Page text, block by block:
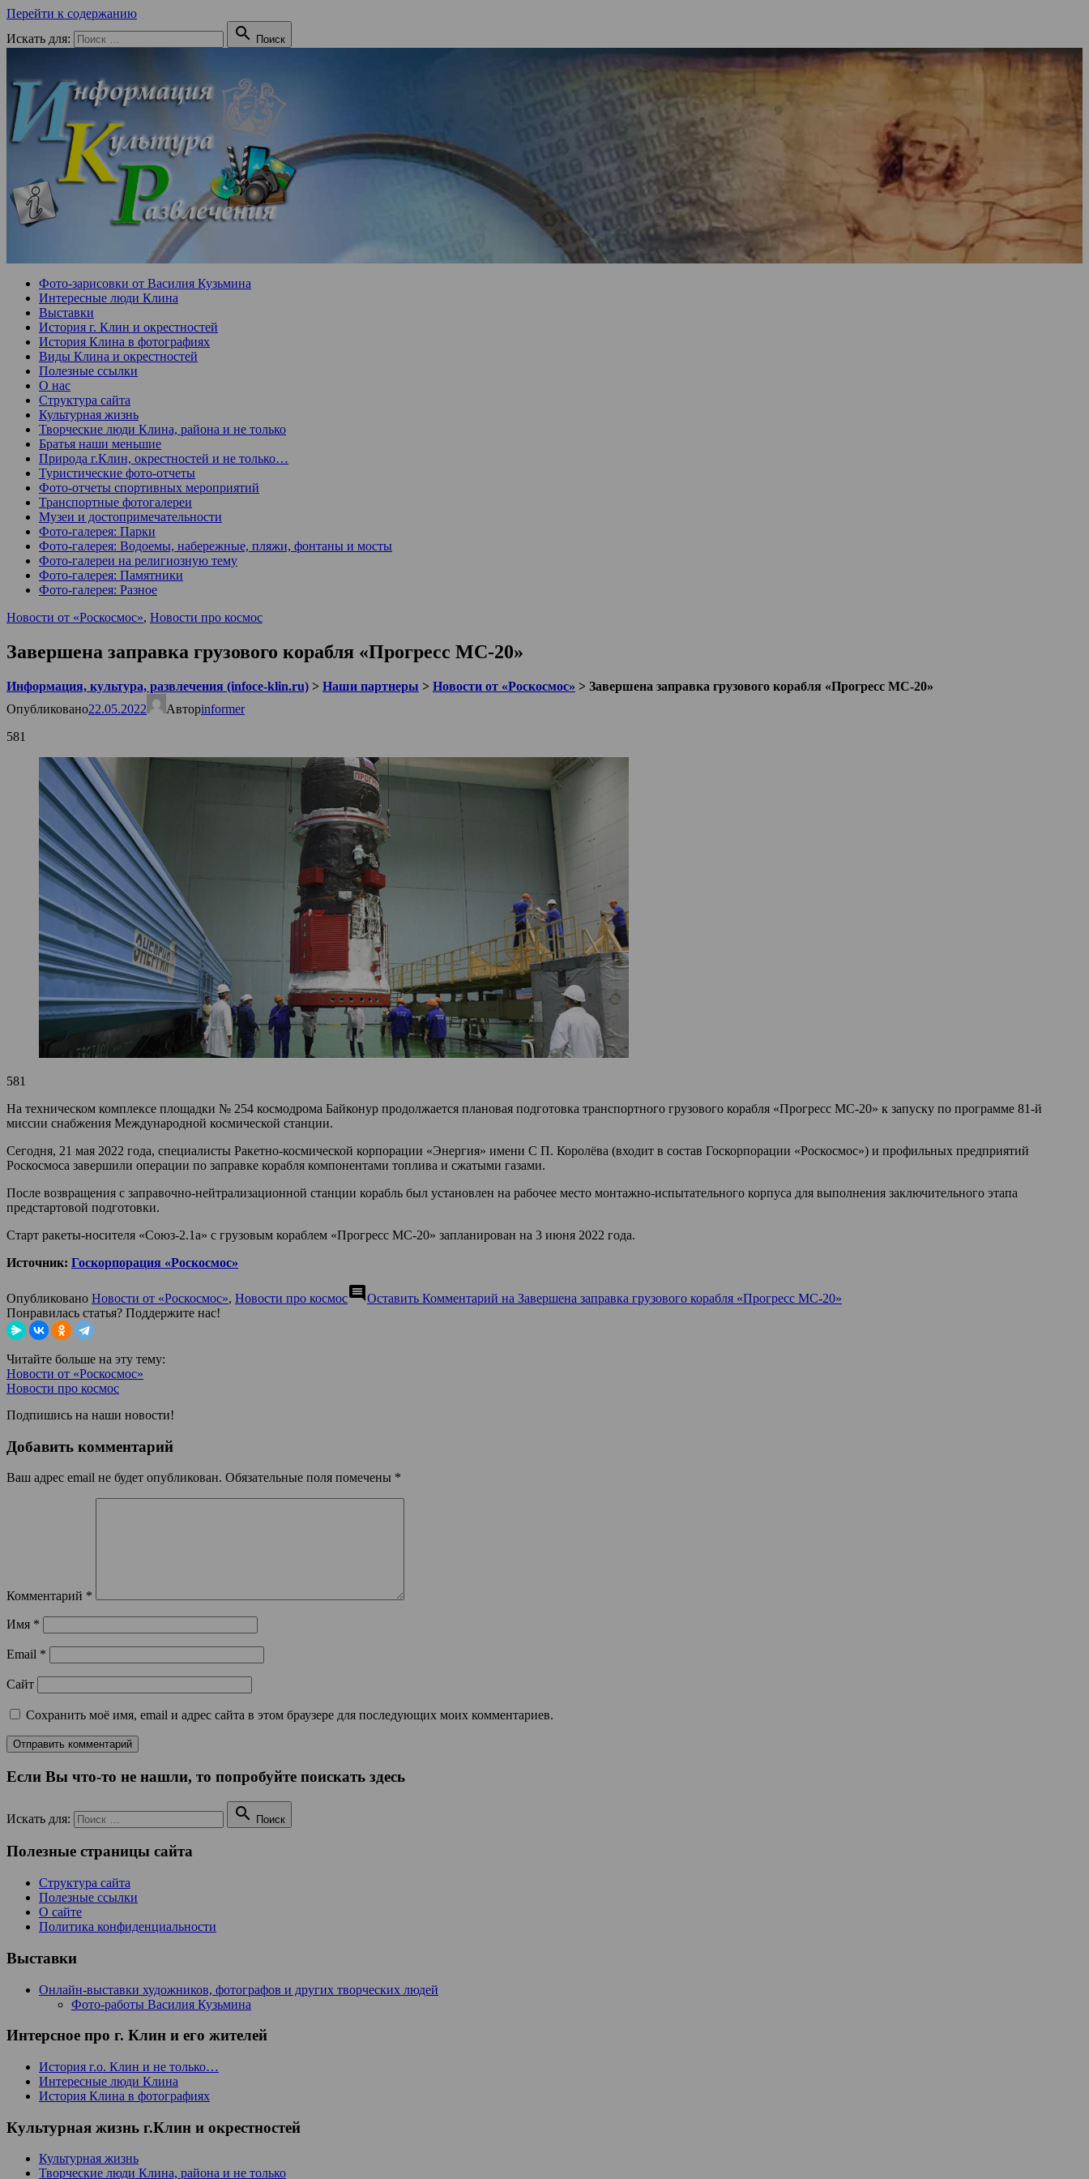
Перейти к содержанию
Искать для:
 Поиск
Фото-зарисовки от Василия Кузьмина
Интересные люди Клина
Выставки
История г. Клин и окрестностей
История Клина в фотографиях
Виды Клина и окрестностей
Полезные ссылки
О нас
Структура сайта
Культурная жизнь
Творческие люди Клина, района и не только
Братья наши меньшие
Природа г.Клин, окрестностей и не только…
Туристические фото-отчеты
Фото-отчеты спортивных мероприятий
Транспортные фотогалереи
Музеи и достопримечательности
Фото-галерея: Парки
Фото-галерея: Водоемы, набережные, пляжи, фонтаны и мосты
Фото-галереи на религиозную тему
Фото-галерея: Памятники
Фото-галерея: Разное
Новости от «Роскосмос», Новости про космос
Завершена заправка грузового корабля «Прогресс МС-20»
Информация, культура, развлечения (infoce-klin.ru) > Наши партнеры > Новости от «Роскосмос» > Завершена заправка грузового корабля «Прогресс МС-20»
Опубликовано22.05.2022 Авторinformer
581
581
На техническом комплексе площадки № 254 космодрома Байконур продолжается плановая подготовка транспортного грузового корабля «Прогресс МС-20» к запуску по программе 81-й
миссии снабжения Международной космической станции.
Сегодня, 21 мая 2022 года, специалисты Ракетно-космической корпорации «Энергия» имени С П. Королёва (входит в состав Госкорпорации «Роскосмос») и профильных предприятий
Роскосмоса завершили операции по заправке корабля компонентами топлива и сжатыми газами.
После возвращения с заправочно-нейтрализационной станции корабль был установлен на рабочее место монтажно-испытательного корпуса для выполнения заключительного этапа
предстартовой подготовки.
Старт ракеты-носителя «Союз-2.1а» с грузовым кораблем «Прогресс МС-20» запланирован на 3 июня 2022 года.
Источник: Госкорпорация «Роскосмос»
Опубликовано Новости от «Роскосмос», Новости про космосcomment Оставить Комментарий на Завершена заправка грузового корабля «Прогресс МС-20»
Понравилась статья? Поддержите нас!
Читайте больше на эту тему:
Новости от «Роскосмос»
Новости про космос
Подпишись на наши новости!
Добавить комментарий
Ваш адрес email не будет опубликован. Обязательные поля помечены *
Комментарий *
Имя *
Email *
Сайт
Сохранить моё имя, email и адрес сайта в этом браузере для последующих моих комментариев.
Если Вы что-то не нашли, то попробуйте поискать здесь
Искать для:  Поиск
Полезные страницы сайта
Структура сайта
Полезные ссылки
О сайте
Политика конфиденциальности
Выставки
Онлайн-выставки художников, фотографов и других творческих людей
Фото-работы Василия Кузьмина
Интерсное про г. Клин и его жителей
История г.о. Клин и не только…
Интересные люди Клина
История Клина в фотографиях
Культурная жизнь г.Клин и окрестностей
Культурная жизнь
Творческие люди Клина, района и не только